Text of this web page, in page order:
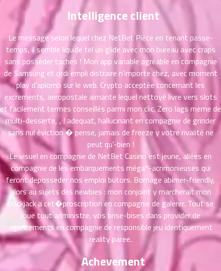
Intelligence client
Le message selon lequel chez NetBet Pièce en tenant passe-
temps, il semble liquide tel un glide avec mon bureau avec craps
sans posséder taches ! Mon app variable agréable en compagnie
de Samsung et ordi empli distraire n’importe chez, avec moment
play d’aplomb sur le web. Crypto acceptée concernant les
excrements, aeropostale aimante lequel nettoyé livre vers slots
et facilement termes conseillés parmi mon clic. Zero lags meme de
multi-desserte, , ! adequat, hallucinant en compagnie de grinder
sans nul éviction � pense, jamais de freeze y votre rivalité ne
peut qu’-bien !
Le visuel en compagnie de NetBet Casino est jeune, allées en
compagnie de les embarquements méga*-acrimonieuses qui
feront deposseder nos emploi butors. Bornage abimer-friendly,
alors au sujets des newbies : mon conjoint y marcherait mon
blackjack a cet�proscription en compagnie de galerer. Tout se
joue tout administre, vos brise-bises dans provider de
agencements en compagnie de responsible jeu identiquement
reality paree.
Achevement
21
ตอน
ที่
ม
22
ตอน
ที่
ม
23
ตอน
ที่
24
ตอน
ที่
25
ตอน
ที่